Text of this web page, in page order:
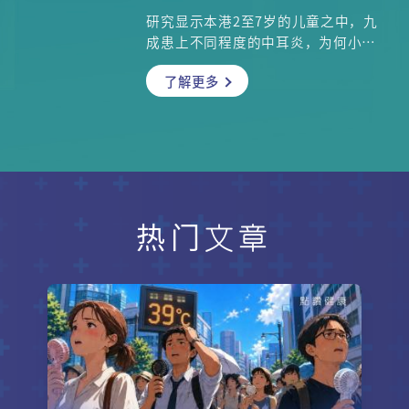
研究显示本港2至7岁的儿童之中，九
成患上不同程度的中耳炎，为何小朋
友特别容易患上这种疾病？急性和慢
性中耳炎有何病征？为什么中耳炎会
疗的方法如何？中大耳鼻咽喉头颈外
了解更多
热门文章